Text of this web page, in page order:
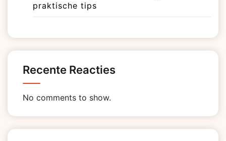
praktische tips
Recente Reacties
No comments to show.